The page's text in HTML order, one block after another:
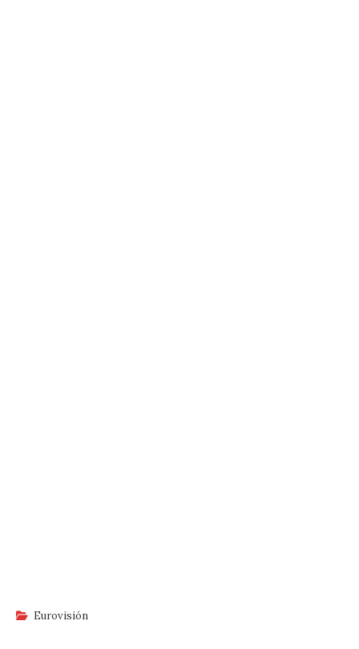
Eurovisión